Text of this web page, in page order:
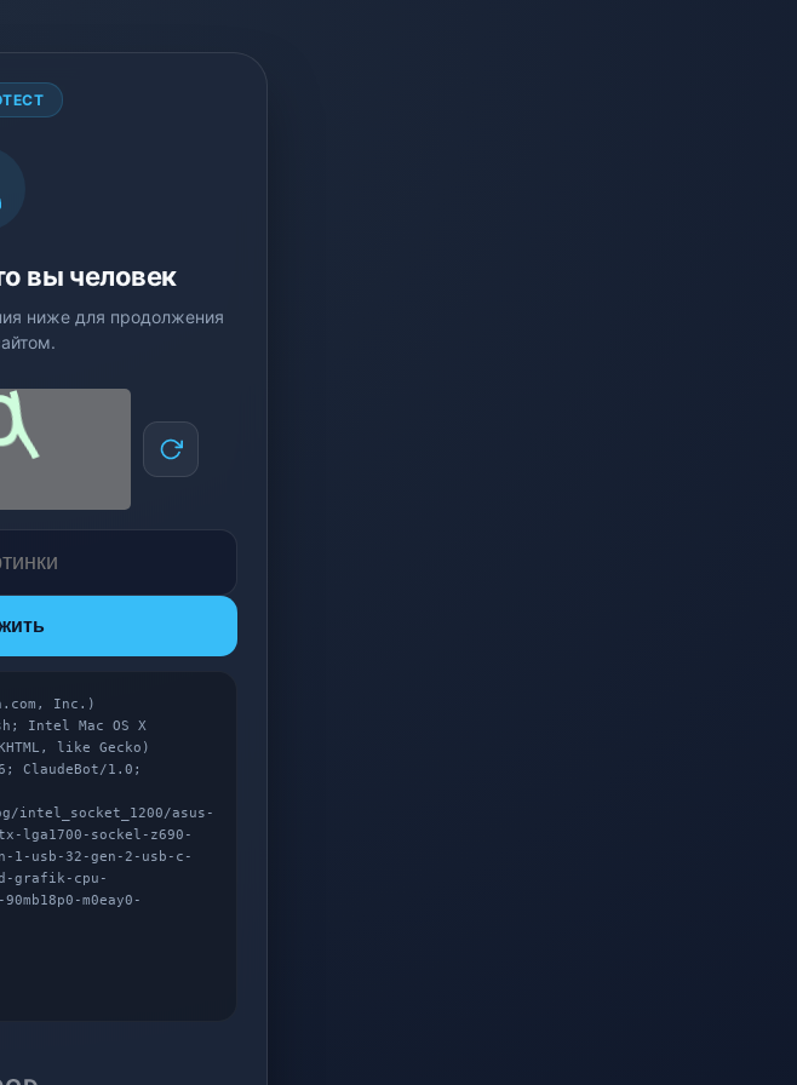
вы человек
ниже для продолжения
Inc.)
Intel Mac OS X
like Gecko)
ClaudeBot/1.0;
intel_socket_1200/asus-
lga1700-sockel-z690-
1-usb-32-gen-2-usb-c-
grafik-cpu-
m0eay0-